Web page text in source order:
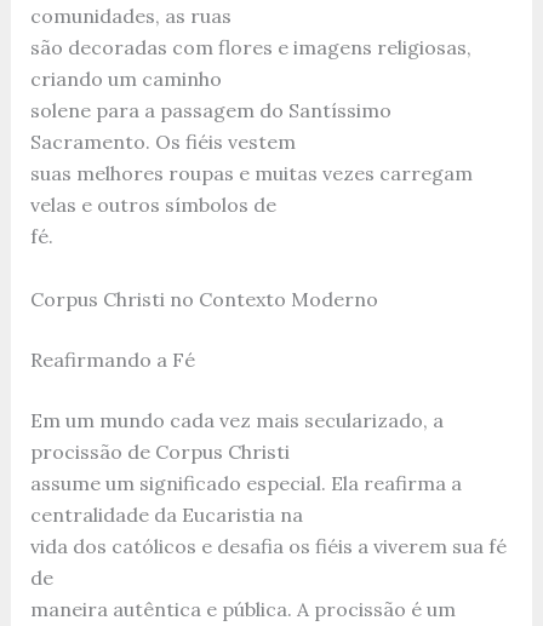
comunidades, as ruas
são decoradas com flores e imagens religiosas,
criando um caminho
solene para a passagem do Santíssimo
Sacramento. Os fiéis vestem
suas melhores roupas e muitas vezes carregam
velas e outros símbolos de
fé.
Corpus Christi no Contexto Moderno
Reafirmando a Fé
Em um mundo cada vez mais secularizado, a
procissão de Corpus Christi
assume um significado especial. Ela reafirma a
centralidade da Eucaristia na
vida dos católicos e desafia os fiéis a viverem sua fé
de
maneira autêntica e pública. A procissão é um